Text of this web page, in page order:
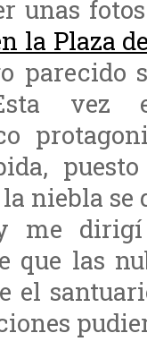
unas
la Plaza
parecido
la niebla
me
que las
el